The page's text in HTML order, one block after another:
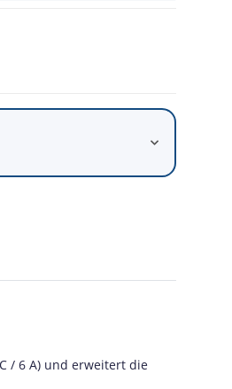
/ 6 A) und erweitert die